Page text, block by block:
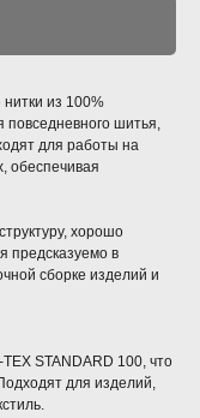
из 100%
повседневного шитья,
для работы на
хорошо
предсказуемо в
сборке изделий и
STANDARD 100, что
для изделий,